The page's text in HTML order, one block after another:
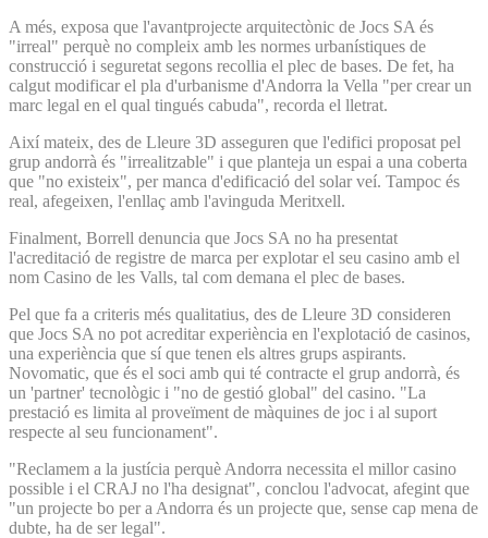
A més, exposa que l'avantprojecte arquitectònic de Jocs SA és
"irreal" perquè no compleix amb les normes urbanístiques de
construcció i seguretat segons recollia el plec de bases. De fet, ha
calgut modificar el pla d'urbanisme d'Andorra la Vella "per crear un
marc legal en el qual tingués cabuda", recorda el lletrat.
Així mateix, des de Lleure 3D asseguren que l'edifici proposat pel
grup andorrà és "irrealitzable" i que planteja un espai a una coberta
que "no existeix", per manca d'edificació del solar veí. Tampoc és
real, afegeixen, l'enllaç amb l'avinguda Meritxell.
Finalment, Borrell denuncia que Jocs SA no ha presentat
l'acreditació de registre de marca per explotar el seu casino amb el
nom Casino de les Valls, tal com demana el plec de bases.
Pel que fa a criteris més qualitatius, des de Lleure 3D consideren
que Jocs SA no pot acreditar experiència en l'explotació de casinos,
una experiència que sí que tenen els altres grups aspirants.
Novomatic, que és el soci amb qui té contracte el grup andorrà, és
un 'partner' tecnològic i "no de gestió global" del casino. "La
prestació es limita al proveïment de màquines de joc i al suport
respecte al seu funcionament".
"Reclamem a la justícia perquè Andorra necessita el millor casino
possible i el CRAJ no l'ha designat", conclou l'advocat, afegint que
"un projecte bo per a Andorra és un projecte que, sense cap mena de
dubte, ha de ser legal".